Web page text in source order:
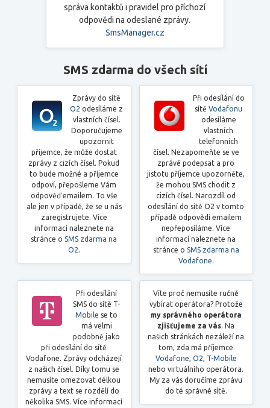
správa kontaktů i pravidel pro příchozí
odpovědi na odeslané zprávy.
SmsManager.cz
SMS zdarma do všech sítí
Zprávy do sítě
O2 odesíláme z
vlastních čísel.
Doporučujeme
upozornit
příjemce, že může dostat
zprávy z cizích čísel. Pokud
to bude možné a příjemce
odpoví, přepošleme Vám
odpověď emailem. To vše
ale jen v případě, že se u nás
zaregistrujete. Více
informací naleznete na
stránce oSMS zdarma na
O2.
Při odesílání do
sítěVodafonu
odesíláme
vlastních
telefonních
čísel. Nezapomeňte se ve
zprávě podepsat a pro
jistotu příjemce upozorněte,
že mohou SMS chodit z
cizích čísel. Narozdíl od
odesílání do sítě O2 v tomto
případě odpovědi emailem
nepřeposíláme. Více
informací naleznete na
stránce o SMS zdarma na
Vodafone.
Při odesílání
SMS do sítě T-
Mobile se to
má velmi
podobně jako
při odesílání do sítě
Vodafone. Zprávy odcházejí
z našich čísel. Díky tomu se
nemusíte omezovat délkou
zprávy a text se rozdělí do
několika SMS. Více informací
Víte proč nemusíte ručně
vybírat operátora? Protože
my správného operátora
zjišťujeme za vás. Na
našich stránkách nezáleží na
tom, zda má příjemce
Vodafone, O2, T-Mobile
nebo virtuálního operátora.
My za vás doručíme zprávu
do té správné sítě.